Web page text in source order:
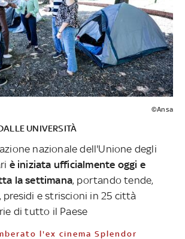
©Ansa
UNIVERSITÀ
nazionale dell'Unione degli
è iniziata ufficialmente oggi e
la settimana, portando tende,
presidi e striscioni in 25 città
di tutto il Paese